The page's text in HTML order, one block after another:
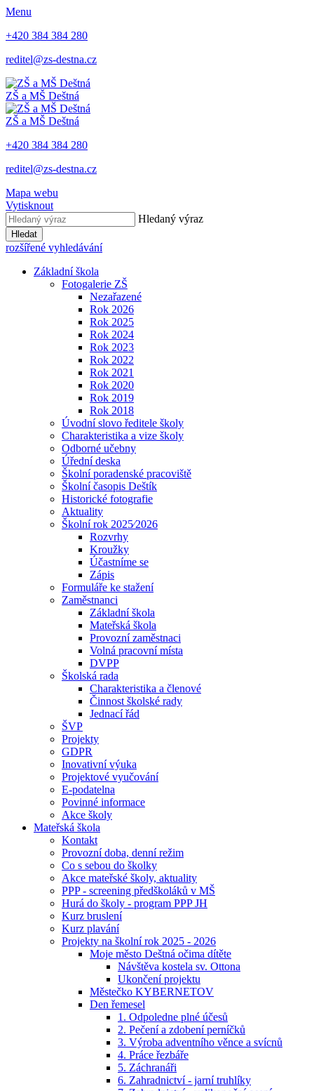
Menu
+420 384 384 280
reditel@zs-destna.cz
ZŠ a MŠ Deštná
ZŠ a MŠ Deštná
+420 384 384 280
reditel@zs-destna.cz
Mapa webu
Vytisknout
Hledaný výraz
Hledat
rozšířené vyhledávání
Základní škola
Fotogalerie ZŠ
Nezařazené
Rok 2026
Rok 2025
Rok 2024
Rok 2023
Rok 2022
Rok 2021
Rok 2020
Rok 2019
Rok 2018
Úvodní slovo ředitele školy
Charakteristika a vize školy
Odborné učebny
Úřední deska
Školní poradenské pracoviště
Školní časopis Deštík
Historické fotografie
Aktuality
Školní rok 2025⁄2026
Rozvrhy
Kroužky
Účastníme se
Zápis
Formuláře ke stažení
Zaměstnanci
Základní škola
Mateřská škola
Provozní zaměstnaci
Volná pracovní místa
DVPP
Školská rada
Charakteristika a členové
Činnost školské rady
Jednací řád
ŠVP
Projekty
GDPR
Inovativní výuka
Projektové vyučování
E-podatelna
Povinné informace
Akce školy
Mateřská škola
Kontakt
Provozní doba, denní režim
Co s sebou do školky
Akce mateřské školy, aktuality
PPP - screening předškoláků v MŠ
Hurá do školy - program PPP JH
Kurz bruslení
Kurz plavání
Projekty na školní rok 2025 - 2026
Moje město Deštná očima dítěte
Návštěva kostela sv. Ottona
Ukončení projektu
Městečko KYBERNETOV
Den řemesel
1. Odpoledne plné účesů
2. Pečení a zdobení perníčků
3. Výroba adventního věnce a svícnů
4. Práce řezbáře
5. Záchranáři
6. Zahradnictví - jarní truhlíky